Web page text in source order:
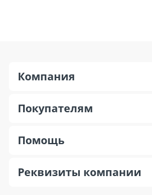
Компания
Покупателям
Помощь
Реквизиты компании